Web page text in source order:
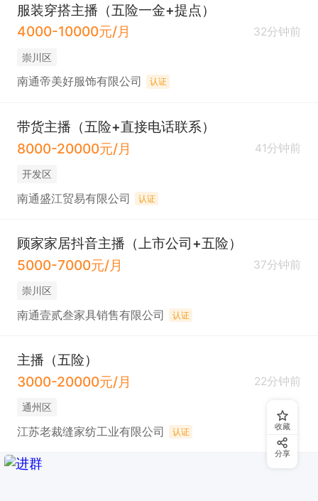
服装穿搭主播（五险一金+提点）
4000-10000元/月
32分钟前
崇川区
南通帝美好服饰有限公司 认证
带货主播（五险+直接电话联系）
8000-20000元/月
41分钟前
开发区
南通盛江贸易有限公司 认证
顾家家居抖音主播（上市公司+五险）
5000-7000元/月
37分钟前
崇川区
南通壹贰叁家具销售有限公司 认证
主播（五险）
3000-20000元/月
22分钟前
通州区
江苏老裁缝家纺工业有限公司 认证 收藏
分享